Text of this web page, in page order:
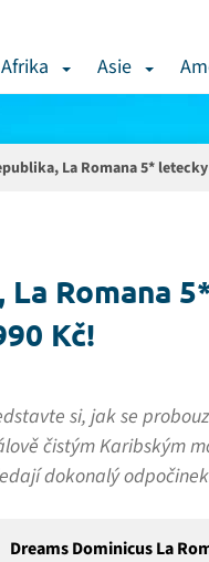
Afrika Asie
La Romana 5*
Romana
Kč!
si, jak se
čistým Karibským
dokonalý
Dreams Dominicus La